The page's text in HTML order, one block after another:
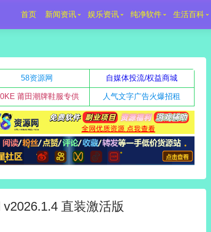
首页 新闻资讯 娱乐资讯 纯净软件 生活百科
58资源网 自媒体投流/权益商城
莆田潮牌鞋服专供 人气文字广告火爆招租
直装激活版